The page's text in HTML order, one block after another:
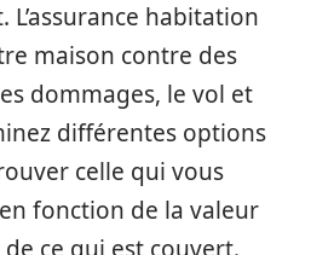
habitation
maison contre des
dommages, le vol et
différentes options
celle qui vous
fonction de la valeur